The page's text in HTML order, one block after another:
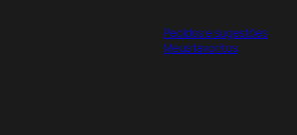
Pedidos e sugestões
Meus favoritos